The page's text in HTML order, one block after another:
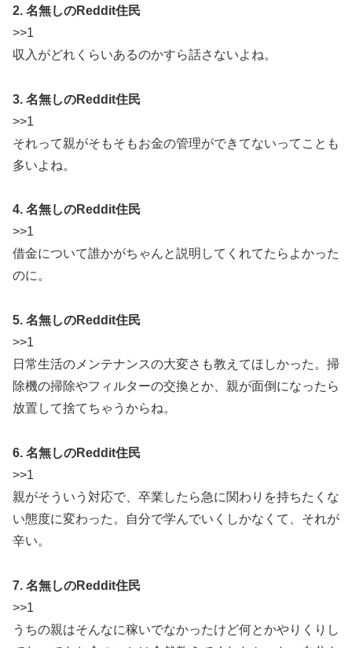
2. 名無しのReddit住民
>>1
収入がどれくらいあるのかすら話さないよね。
3. 名無しのReddit住民
>>1
それって親がそもそもお金の管理ができてないってことも
多いよね。
4. 名無しのReddit住民
>>1
借金について誰かがちゃんと説明してくれてたらよかった
のに。
5. 名無しのReddit住民
>>1
日常生活のメンテナンスの大変さも教えてほしかった。掃
除機の掃除やフィルターの交換とか、親が面倒になったら
放置して捨てちゃうからね。
6. 名無しのReddit住民
>>1
親がそういう対応で、卒業したら急に関わりを持ちたくな
い態度に変わった。自分で学んでいくしかなくて、それが
辛い。
7. 名無しのReddit住民
>>1
うちの親はそんなに稼いでなかったけど何とかやりくりし